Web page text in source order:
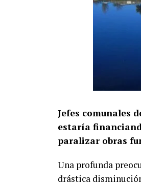
Jefes comunales
estaría
paralizar obras
Una profunda
drástica